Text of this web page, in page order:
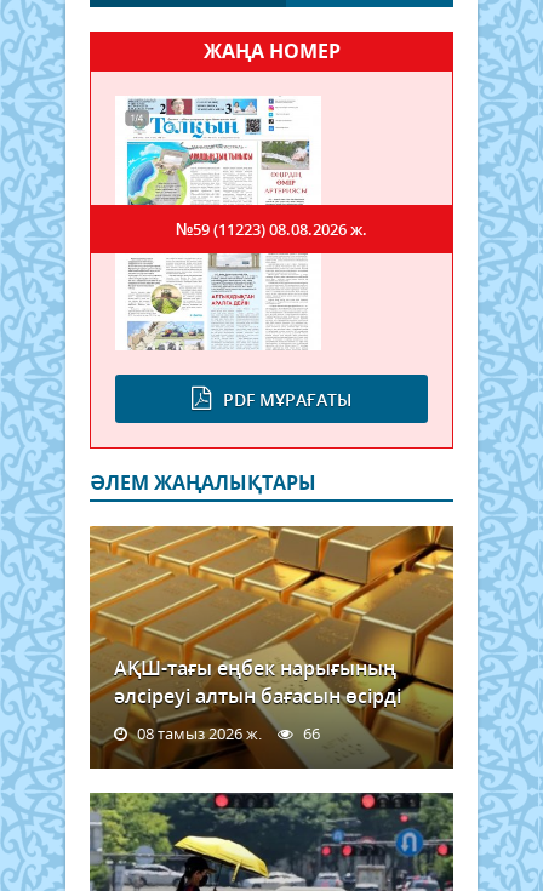
ЖАҢА НОМЕР
PDF МҰРАҒАТЫ
№59 (11223)08.08.2026 ж.
ӘЛЕМ ЖАҢАЛЫҚТАРЫ
АҚШ-тағы еңбек нарығының
әлсіреуі алтын бағасын өсірді
08 тамыз 2026 ж. 66